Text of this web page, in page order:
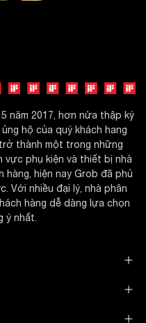
năm 2017, hơn nửa thập kỷ
hộ của quý khách hang
thành một trong những
vực phụ kiện và thiết bị nhà
hàng, hiện nay Grob đã phủ
Với nhiều đại lý, nhà phân
hàng dễ dàng lựa chọn
ý nhất.